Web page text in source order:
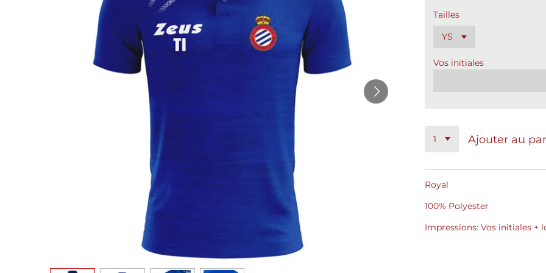
Tailles
Vos initiales
Ajouter au
Royal
100% Polyester
Impressions: Vos initiales +